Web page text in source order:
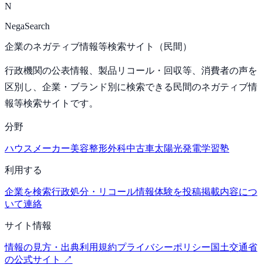
N
NegaSearch
企業のネガティブ情報等検索サイト（民間）
行政機関の公表情報、製品リコール・回収等、消費者の声を
区別し、企業・ブランド別に検索できる民間のネガティブ情
報等検索サイトです。
分野
ハウスメーカー美容整形外科中古車太陽光発電学習塾
利用する
企業を検索行政処分・リコール情報体験を投稿掲載内容につ
いて連絡
サイト情報
情報の見方・出典利用規約プライバシーポリシー国土交通省
の公式サイト ↗